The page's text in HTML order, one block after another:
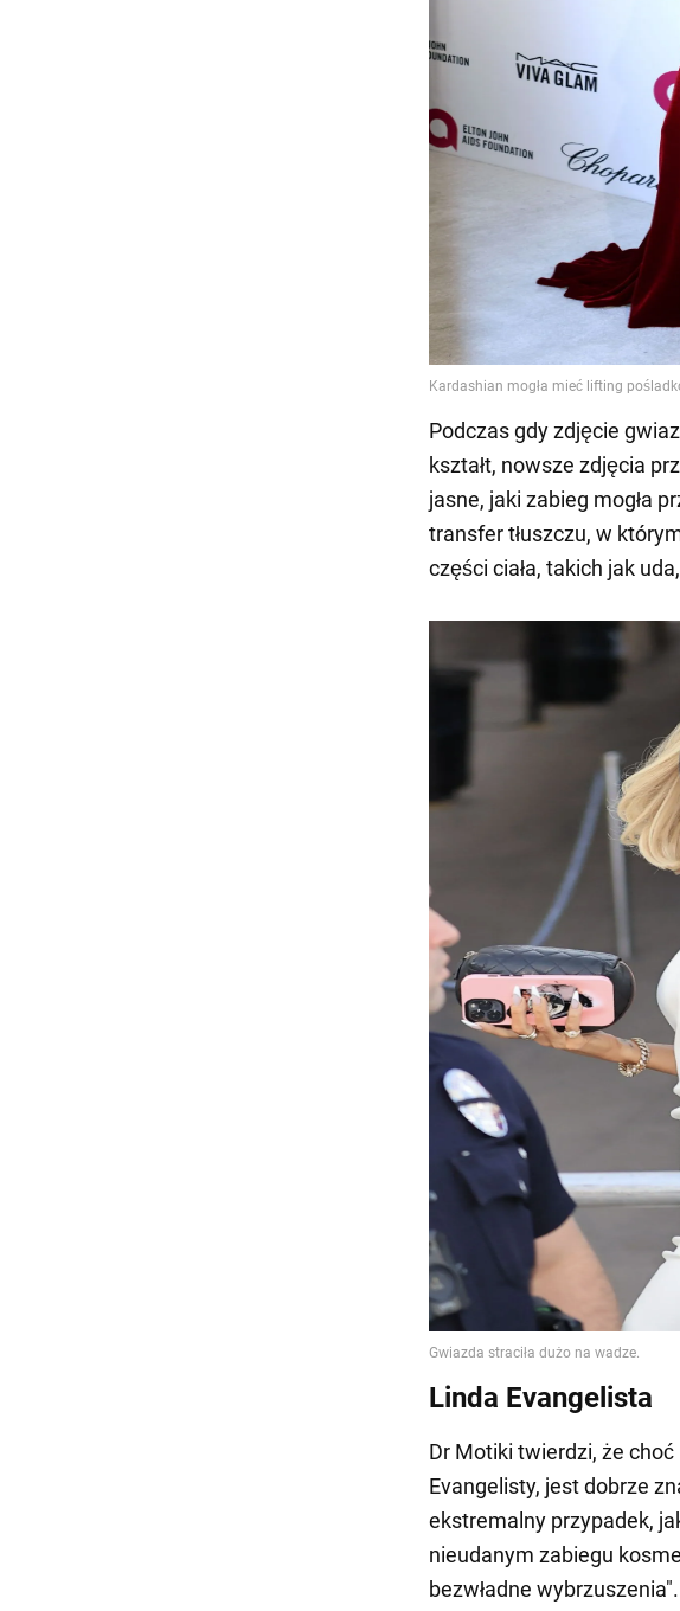
Podczas gdy zdjęcie
kształt, nowsze zdjęcia
jasne, jaki zabieg mogła
transfer tłuszczu, w
części ciała, takich jak
Linda Evangelista
Dr Motiki twierdzi, że
Evangelisty, jest dobrze
ekstremalny przypadek,
nieudanym zabiegu
bezwładne wybrzuszenia".